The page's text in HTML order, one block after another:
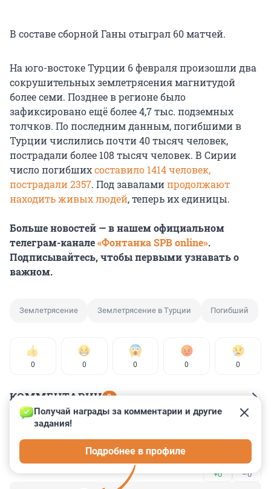
В составе сборной Ганы отыграл 60 матчей.
На юго-востоке Турции 6 февраля произошли два
сокрушительных землетрясения магнитудой
более семи. Позднее в регионе было
зафиксировано ещё более 4,7 тыс. подземных
толчков. По последним данным, погибшими в
Турции числились почти 40 тысяч человек,
пострадали более 108 тысяч человек. В Сирии
число погибшихсоставило 1414 человек,
пострадали 2357. Под заваламипродолжают
находить живых людей, теперь их единицы.
Больше новостей — в нашем официальном
телеграм-канале«Фонтанка SPB online».
Подписывайтесь, чтобы первыми узнавать о
важном.
Землетрясение Землетрясение в Турции Погибший
0 0 0 0 0
КОММЕНТАРИИ 2
Гость
О Боже, я так надеялась, что его найдут живым🥺😢
+0 –0
Получай награды за комментарии и другие
задания!
Подробнее в профиле